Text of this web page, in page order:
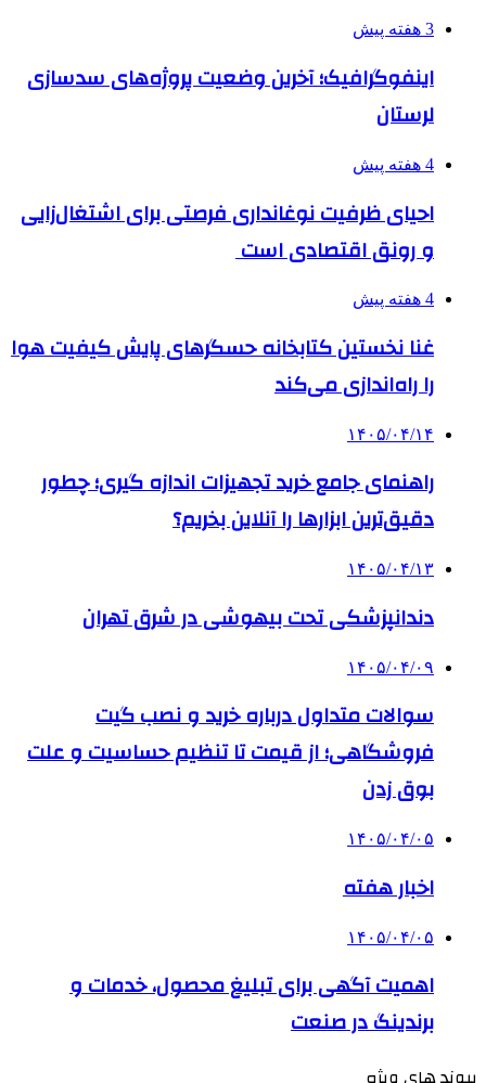
3 هفته پیش
اینفوگرافیک؛ آخرین وضعیت پروژه‌های سدسازی
لرستان
4 هفته پیش
احیای ظرفیت نوغانداری فرصتی برای اشتغال‌زایی
و رونق اقتصادی است
4 هفته پیش
غنا نخستین کتابخانه حسگرهای پایش کیفیت هوا
را راه‌اندازی می‌کند
۱۴۰۵/۰۴/۱۴
راهنمای جامع خرید تجهیزات اندازه گیری؛ چطور
دقیق‌ترین ابزارها را آنلاین بخریم؟
۱۴۰۵/۰۴/۱۳
دندانپزشکی تحت بیهوشی در شرق تهران
۱۴۰۵/۰۴/۰۹
سوالات متداول درباره خرید و نصب گیت
فروشگاهی؛ از قیمت تا تنظیم حساسیت و علت
بوق زدن
۱۴۰۵/۰۴/۰۵
اخبار هفته
۱۴۰۵/۰۴/۰۵
اهمیت آگهی برای تبلیغ محصول، خدمات و
برندینگ در صنعت